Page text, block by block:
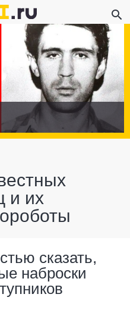
и их
сказать,
наброски